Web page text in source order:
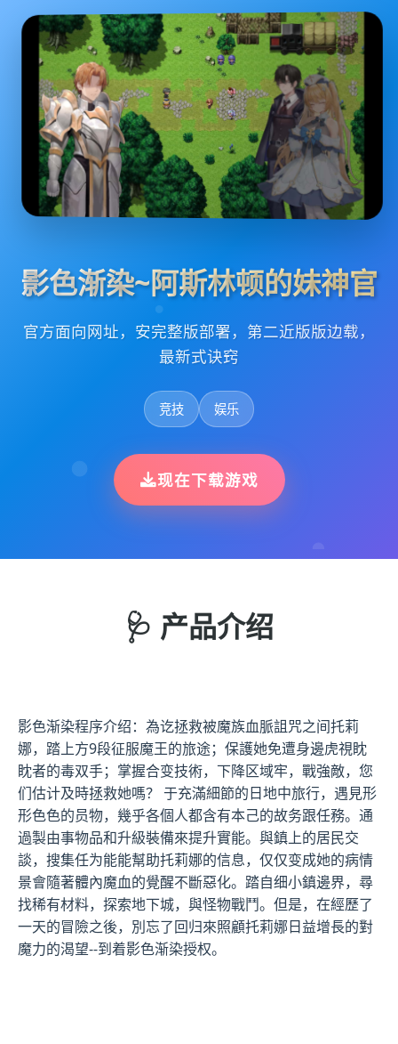
影色渐染~阿斯林顿的妹神官
官方面向网址，安完整版部署，第二近版版边载，
最新式诀窍
竞技 娱乐
现在下载游戏
🩺 产品介绍
影色渐染程序介绍：為讫拯救被魔族血脈詛咒之间托莉
娜，踏上方9段征服魔王的旅途；保護她免遭身邊虎視眈
眈者的毒双手；掌握合变技術，下降区域牢，戰強敵，您
们估计及時拯救她嗎？ 于充滿細節的日地中旅行，遇見形
形色色的员物，幾乎各個人都含有本己的故务跟任務。通
過製由事物品和升級裝備來提升實能。與鎮上的居民交
談，搜集任为能能幫助托莉娜的信息，仅仅变成她的病情
景會隨著體內魔血的覺醒不斷惡化。踏自细小鎮邊界，尋
找稀有材料，探索地下城，與怪物戰鬥。但是，在經歷了
一天的冒險之後，別忘了回归來照顧托莉娜日益增長的對
魔力的渴望--到着影色渐染授权。